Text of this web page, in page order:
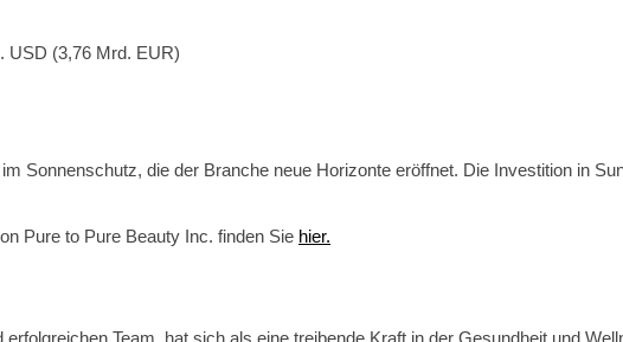
USD (3,76 Mrd. EUR)
Sonnenschutz, die der Branche neue Horizonte eröffnet. Die Investition in
Pure to Pure Beauty Inc. finden Sie hier.